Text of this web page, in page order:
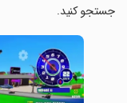
جستجو کنید.